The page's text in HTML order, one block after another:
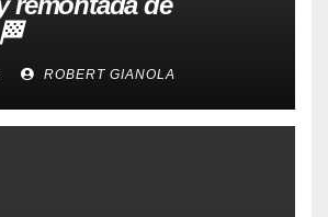
ROBERT GIANOLA